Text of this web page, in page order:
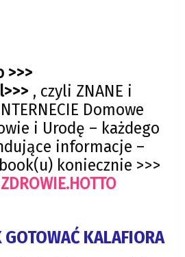
>>>
, czyli ZNANE i
Domowe
i Urodę – każdego
informacje –
koniecznie >>>
KALAFIORA